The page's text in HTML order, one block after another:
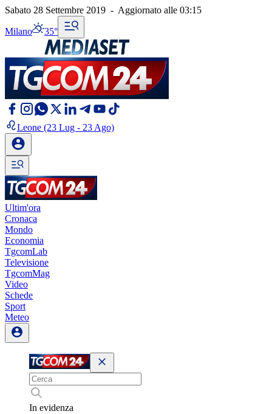
Sabato 28 Settembre 2019 - Aggiornato alle 03:15
Milano 35°
Leone (23 Lug - 23 Ago)
Ultim'ora
Cronaca
Mondo
Economia
TgcomLab
Televisione
TgcomMag
Video
Schede
Sport
Meteo
In evidenza